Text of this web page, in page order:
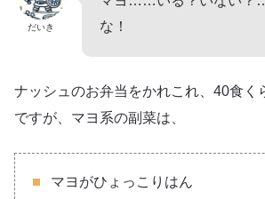
だいき
な！
ナッシュのお弁当をかれこれ、40食く
ですが、マヨ系の副菜は、
マヨがひょっこりはん